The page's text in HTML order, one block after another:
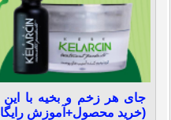
(خرید محصول+آموزش